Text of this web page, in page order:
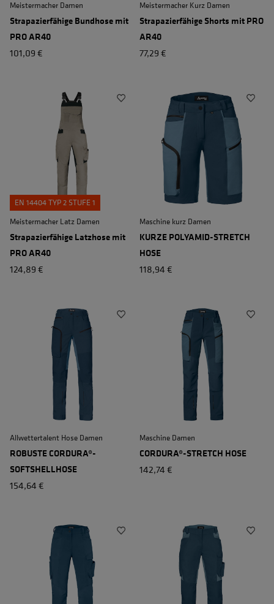
Meistermacher Damen
Strapazierfähige Bundhose mit
PRO AR40
101,09 €
Meistermacher Kurz Damen
Strapazierfähige Shorts mit PRO
AR40
77,29 €
EN 14404 TYP 2 STUFE 1
Meistermacher Latz Damen
Strapazierfähige Latzhose mit
PRO AR40
124,89 €
Maschine kurz Damen
KURZE POLYAMID-STRETCH
HOSE
118,94 €
Allwettertalent Hose Damen
ROBUSTE CORDURA®-
SOFTSHELLHOSE
154,64 €
Maschine Damen
CORDURA®-STRETCH HOSE
142,74 €